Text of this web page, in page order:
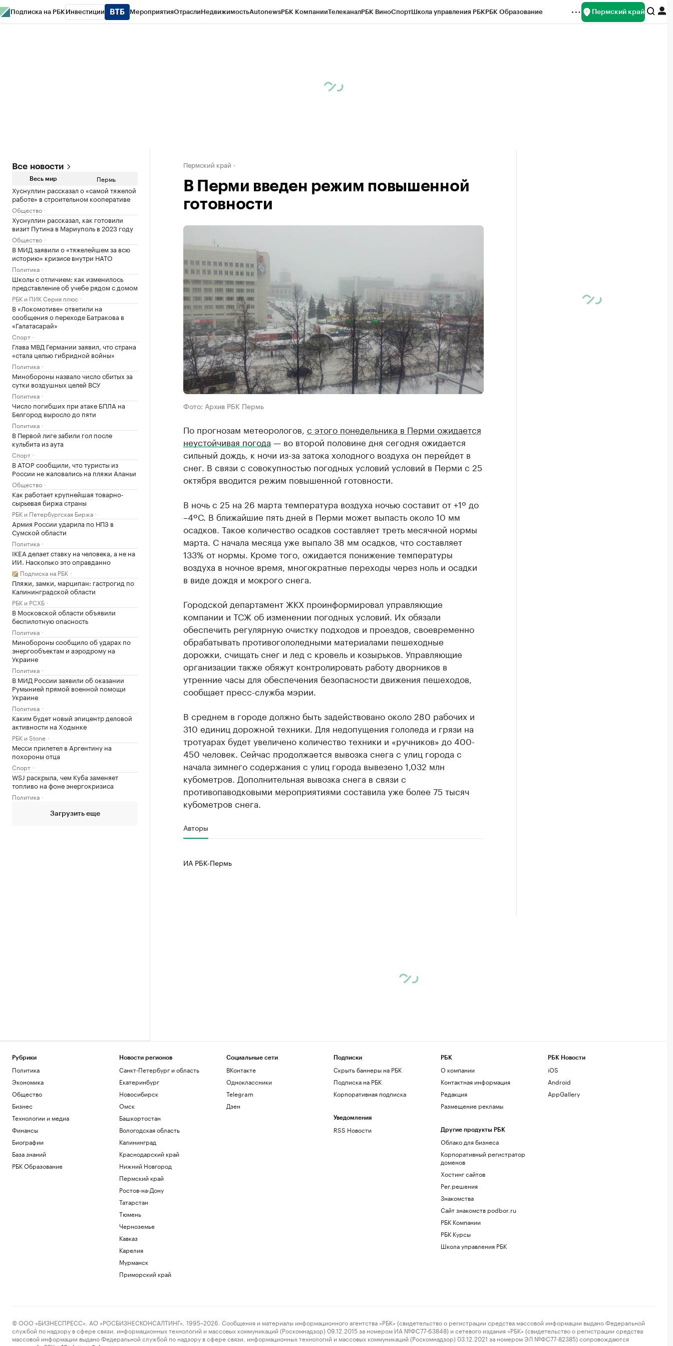
Подписка на РБК Инвестиции МероприятияОтраслиНедвижимостьAutonewsРБК КомпанииТелеканалРБК ВиноСпортШкола управления РБКРБК Образование Пермский край
Все новости
Весь мир Пермь
Хуснуллин рассказал о «самой тяжелой
работе» в строительном кооперативе
Общество
Хуснуллин рассказал, как готовили
визит Путина в Мариуполь в 2023 году
Общество
В МИД заявили о «тяжелейшем за всю
историю» кризисе внутри НАТО
Политика
Школы с отличием: как изменилось
представление об учебе рядом с домом
РБК и ПИК Серия плюс
В «Локомотиве» ответили на
сообщения о переходе Батракова в
«Галатасарай»
Спорт
Глава МВД Германии заявил, что страна
«стала целью гибридной войны»
Политика
Минобороны назвало число сбитых за
сутки воздушных целей ВСУ
Политика
Число погибших при атаке БПЛА на
Белгород выросло до пяти
Политика
В Первой лиге забили гол после
кульбита из аута
Спорт
В АТОР сообщили, что туристы из
России не жаловались на пляжи Аланьи
Общество
Как работает крупнейшая товарно-
сырьевая биржа страны
РБК и Петербургская Биржа
Армия России ударила по НПЗ в
Сумской области
Политика
IKEA делает ставку на человека, а не на
ИИ. Насколько это оправданно
Подписка на РБК
Пляжи, замки, марципан: гастрогид по
Калининградской области
РБК и РСХБ
В Московской области объявили
беспилотную опасность
Политика
Минобороны сообщило об ударах по
энергообъектам и аэродрому на
Украине
Политика
В МИД России заявили об оказании
Румынией прямой военной помощи
Украине
Политика
Каким будет новый эпицентр деловой
активности на Ходынке
РБК и Stone
Месси прилетел в Аргентину на
похороны отца
Спорт
WSJ раскрыла, чем Куба заменяет
топливо на фоне энергокризиса
Политика
Загрузить еще
Пермский край
В Перми введен режим повышенной
готовности
Фото: Архив РБК Пермь
По прогнозам метеорологов, c этого понедельника в Перми ожидается
неустойчивая погода — во второй половине дня сегодня ожидается
сильный дождь, к ночи из-за затока холодного воздуха он перейдет в
снег. В связи с совокупностью погодных условий условий в Перми с 25
октября вводится режим повышенной готовности.
В ночь с 25 на 26 марта температура воздуха ночью составит от +1º до
–4ºС. В ближайшие пять дней в Перми может выпасть около 10 мм
осадков. Такое количество осадков составляет треть месячной нормы
марта. С начала месяца уже выпало 38 мм осадков, что составляет
133% от нормы. Кроме того, ожидается понижение температуры
воздуха в ночное время, многократные переходы через ноль и осадки
в виде дождя и мокрого снега.
Городской департамент ЖКХ проинформировал управляющие
компании и ТСЖ об изменении погодных условий. Их обязали
обеспечить регулярную очистку подходов и проездов, своевременно
обрабатывать противогололедными материалами пешеходные
дорожки, счищать снег и лед с кровель и козырьков. Управляющие
организации также обяжут контролировать работу дворников в
утренние часы для обеспечения безопасности движения пешеходов,
сообщает пресс-служба мэрии.
В среднем в городе должно быть задействовано около 280 рабочих и
310 единиц дорожной техники. Для недопущения гололеда и грязи на
тротуарах будет увеличено количество техники и «ручников» до 400-
450 человек. Сейчас продолжается вывозка снега с улиц города с
начала зимнего содержания с улиц города вывезено 1,032 млн
кубометров. Дополнительная вывозка снега в связи с
противопаводковыми мероприятиями составила уже более 75 тысяч
кубометров снега.
Авторы
ИА РБК-Пермь
Рубрики
Политика
Экономика
Общество
Бизнес
Технологии и медиа
Финансы
Биографии
База знаний
РБК Образование
Новости регионов
Санкт-Петербург и область
Екатеринбург
Новосибирск
Омск
Башкортостан
Вологодская область
Калининград
Краснодарский край
Нижний Новгород
Пермский край
Ростов-на-Дону
Татарстан
Тюмень
Черноземье
Кавказ
Карелия
Мурманск
Приморский край
Социальные сети
ВКонтакте
Одноклассники
Telegram
Дзен
Подписки
Скрыть баннеры на РБК
Подписка на РБК
Корпоративная подписка
Уведомления
RSS Новости
РБК
О компании
Контактная информация
Редакция
Размещение рекламы
Другие продукты РБК
Облако для бизнеса
Корпоративный регистратор
доменов
Хостинг сайтов
Рег.решения
Знакомства
Сайт знакомств podbor.ru
РБК Компании
РБК Курсы
Школа управления РБК
РБК Новости
iOS
Android
AppGallery
© ООО «БИЗНЕСПРЕСС», АО «РОСБИЗНЕСКОНСАЛТИНГ», 1995–2026. Сообщения и материалы информационного агентства «РБК» (свидетельство о регистрации средства массовой информации выдано Федеральной
службой по надзору в сфере связи, информационных технологий и массовых коммуникаций (Роскомнадзор) 09.12.2015 за номером ИА №ФС77-63848) и сетевого издания «РБК» (свидетельство о регистрации средства
массовой информации выдано Федеральной службой по надзору в сфере связи, информационных технологий и массовых коммуникаций (Роскомнадзор) 03.12.2021 за номером ЭЛ №ФС77-82385) сопровождаются